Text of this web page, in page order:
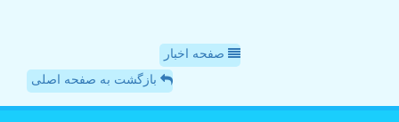
صفحه اخبار
بازگشت به صفحه اصلی